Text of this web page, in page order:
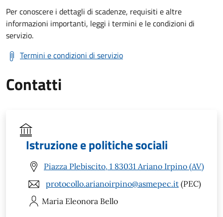
Per conoscere i dettagli di scadenze, requisiti e altre
informazioni importanti, leggi i termini e le condizioni di
servizio.
Termini e condizioni di servizio
Contatti
Istruzione e politiche sociali
Piazza Plebiscito, 1 83031 Ariano Irpino (AV)
protocollo.arianoirpino@asmepec.it (PEC)
Maria Eleonora Bello